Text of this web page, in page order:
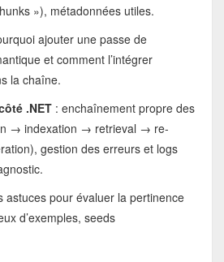
»), métadonnées utiles.
ajouter une passe de
et comment l’intégrer
la chaîne.
.NET: enchaînement propre des
→ indexation → retrieval → re-
gestion des erreurs et logs
astuces pour évaluer la pertinence
d’exemples, seeds